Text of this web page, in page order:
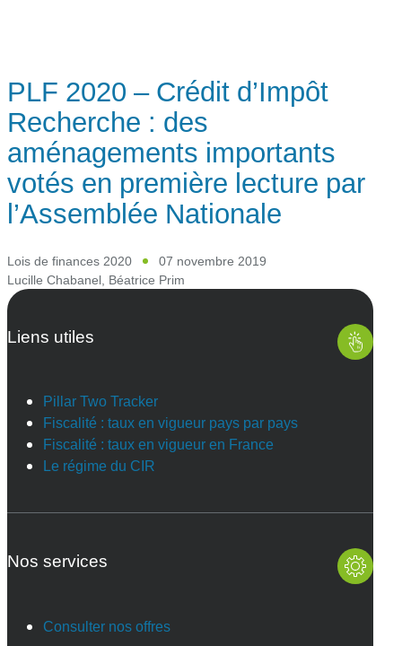
PLF 2020 – Crédit d’Impôt
Recherche : des
aménagements importants
votés en première lecture par
l’Assemblée Nationale
Lois de finances 2020
07 novembre 2019
Lucille Chabanel, Béatrice Prim
Liens utiles
Pillar Two Tracker
Fiscalité : taux en vigueur pays par pays
Fiscalité : taux en vigueur en France
Le régime du CIR
Nos services
Consulter nos offres